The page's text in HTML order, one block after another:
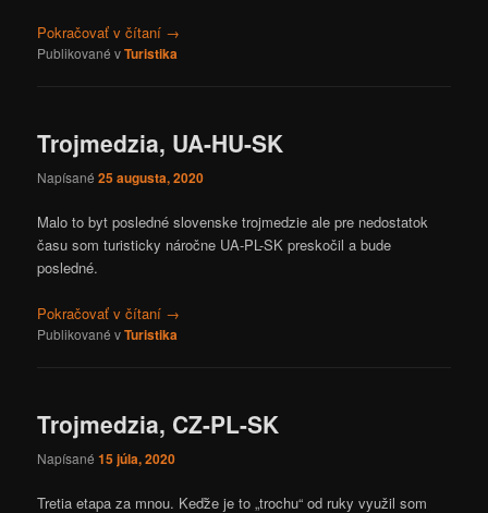
Pokračovať v čítaní →
Publikované vTuristika
Trojmedzia, UA-HU-SK
Napísané25 augusta, 2020
Malo to byt posledné slovenske trojmedzie ale pre nedostatok
času som turisticky náročne UA-PL-SK preskočil a bude
posledné.
Pokračovať v čítaní →
Publikované vTuristika
Trojmedzia, CZ-PL-SK
Napísané15 júla, 2020
Tretia etapa za mnou. Keďže je to „trochu“ od ruky využil som